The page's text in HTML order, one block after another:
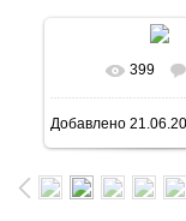
В
768x1024/
399
Добавлено